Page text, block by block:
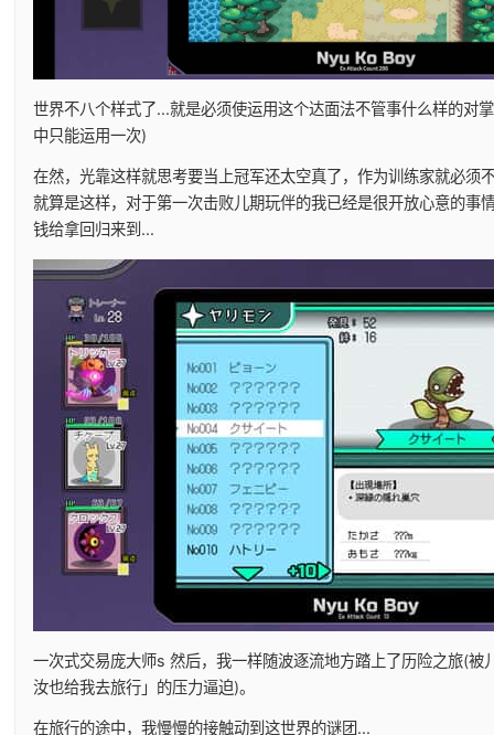
世界不八个样式了...就是必须使运用这个达面法不管事什么样的对
中只能运用一次)
在然，光靠这样就思考要当上冠军还太空真了，作为训练家就必须
就算是这样，对于第一次击败儿期玩伴的我已经是很开放心意的事
钱给拿回归来到...
一次式交易庞大师s 然后，我一样随波逐流地方踏上了历险之旅(被
汝也给我去旅行」的压力逼迫)。
在旅行的途中，我慢慢的接触动到这世界的谜团...